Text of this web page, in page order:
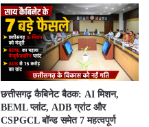
छत्तीसगढ़ कैबिनेट बैठक: AI मिशन,
BEML प्लांट, ADB ग्रांट और
CSPGCL बॉन्ड समेत 7 महत्वपूर्ण